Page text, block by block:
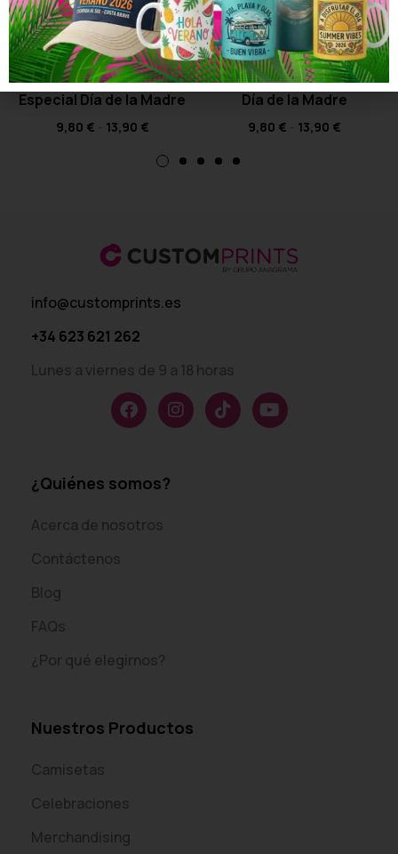
Camiseta You’re the
Monica of this family –
Especial Día de la Madre
9,80 € 13,90 €
Camiseta Una Mamá,
1000 Historias – Especial
Día de la Madre
9,80 € 13,90 €
info@customprints.es
+34 623 621 262
Lunes a viernes de 9 a 18 horas
¿Quiénes somos?
Acerca de nosotros
Contáctenos
Blog
FAQs
¿Por qué elegirnos?
Nuestros Productos
Camisetas
Celebraciones
Merchandising